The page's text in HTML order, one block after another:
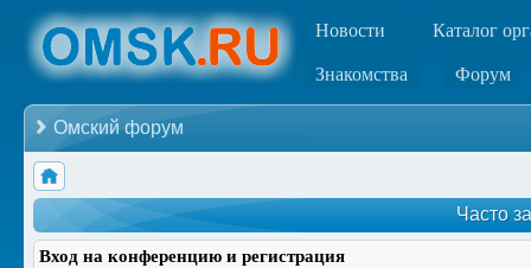
Новости Каталог
Знакомства Форум
Омский форум
Часто
Вход на конференцию и регистрация